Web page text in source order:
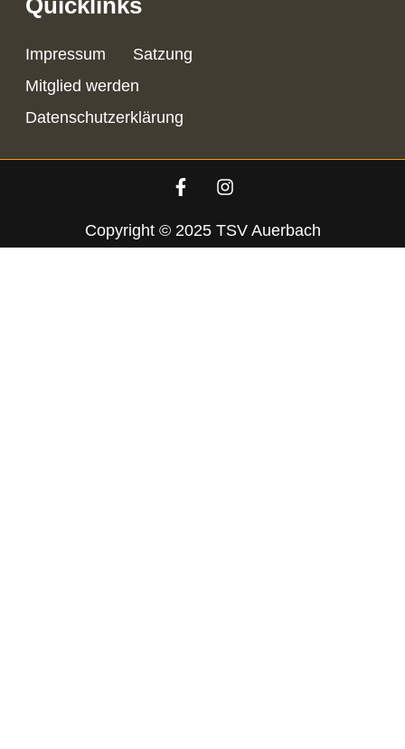
Quicklinks
Impressum
Satzung
Mitglied werden
Datenschutzerklärung
Copyright © 2025 TSV Auerbach